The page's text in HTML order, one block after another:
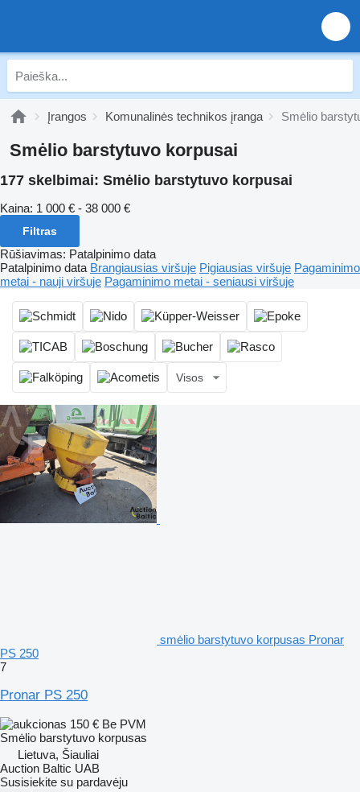
Įrangos Komunalinės technikos įranga Smėlio
Smėlio barstytuvo korpusai
177 skelbimai: Smėlio barstytuvo korpusai
Kaina: 1 000 € - 38 000 €
Filtras
Rūšiavimas: Patalpinimo data
Patalpinimo data Brangiausias viršuje Pigiausias viršuje Pagaminimo
metai - nauji viršuje Pagaminimo metai - seniausi viršuje
Visos
smėlio barstytuvo korpusas Pronar
PS 250
7
Pronar PS 250
150 € Be PVM
Smėlio barstytuvo korpusas
Lietuva, Šiauliai
Auction Baltic UAB
Susisiekite su pardavėju